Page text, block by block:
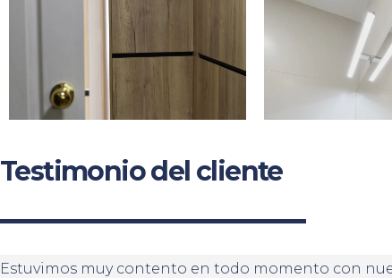
Testimonio del cliente
Estuvimos muy contento en todo momento con